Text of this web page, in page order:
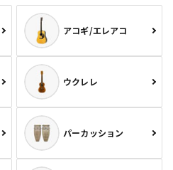
アコギ/エレアコ
ウクレレ
パーカッション